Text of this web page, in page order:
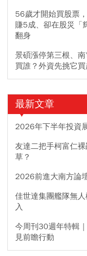
56歲才開始買股票
賺5成、卻在股災「
翻身
景碩漲停第三根、
買誰？外資先挑它
最新文章
2026年下半年投資
友達二把手柯富仁
草？
2026前進大南方論
佳世達集團艦隊無
入
今周刊30週年特輯
見前瞻行動